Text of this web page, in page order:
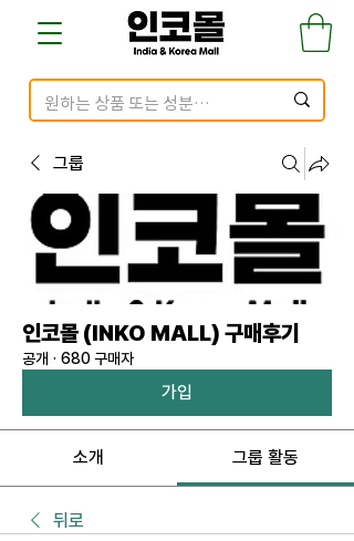
그룹
인코몰 (INKO MALL) 구매후기
공개 · 680 구매자
가입
소개 그룹 활동
뒤로